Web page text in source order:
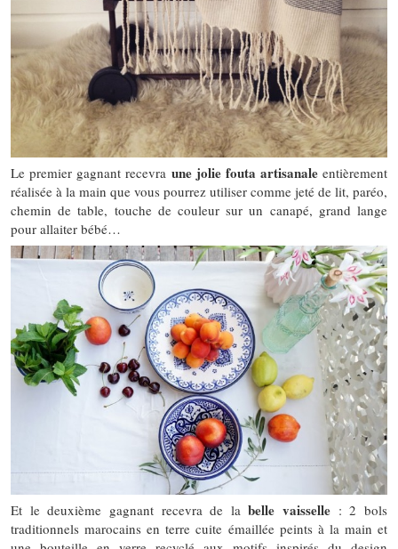
Le premier gagnant recevra une jolie fouta artisanaleentièrement
réalisée à la main que vous pourrez utiliser comme jeté de lit, paréo,
chemin de table, touche de couleur sur un canapé, grand lange
pour allaiter bébé…
Et le deuxième gagnant recevra de labelle vaisselle : 2 bols
traditionnels marocains en terre cuite émaillée peints à la main et